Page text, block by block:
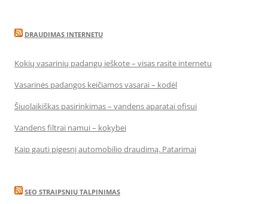
DRAUDIMAS INTERNETU
Kokių vasarinių padangų ieškote – visas rasite internetu
Vasarinės padangos keičiamos vasarai – kodėl
Šiuolaikiškas pasirinkimas – vandens aparatai ofisui
Vandens filtrai namui – kokybei
Kaip gauti pigesnį automobilio draudimą. Patarimai
SEO STRAIPSNIŲ TALPINIMAS